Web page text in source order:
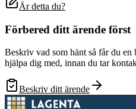
Är detta du?
Förbered ditt ärende först
Beskriv vad som hänt så får du
hjälpa dig med, innan du tar
Beskriv ditt ärende